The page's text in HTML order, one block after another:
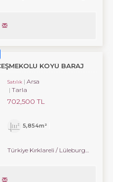
KÖYÜ BARAJ
Satılık
Arsa
Tarla
702,500 TL
5,854m²
Türkiye Kırklareli / Lüleburgaz